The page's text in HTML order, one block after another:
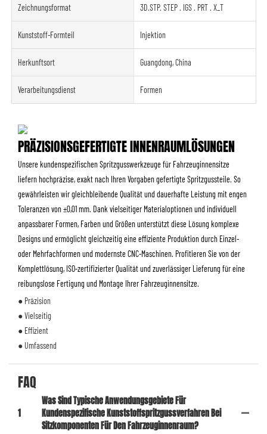
Zeichnungsformat 3D.STP. STEP . IGS . PRT . X_T
Kunststoff-Formteil Injektion
Herkunftsort Guangdong, China
Verarbeitungsdienst Formen
PRÄZISIONSGEFERTIGTE INNENRAUMLÖSUNGEN
Unsere kundenspezifischen Spritzgusswerkzeuge für Fahrzeuginnensitze
liefern hochpräzise, ​​exakt nach Ihren Vorgaben gefertigte Spritzgussteile. So
gewährleisten wir gleichbleibende Qualität und dauerhafte Leistung mit engen
Toleranzen von ±0,01 mm. Dank vielseitiger Materialoptionen und individuell
anpassbarer Formen, Farben und Größen unterstützt diese Lösung komplexe
Designs und ermöglicht gleichzeitig eine effiziente Produktion durch Einzel-
oder Mehrfachformen und modernste CNC-Maschinen. Profitieren Sie von der
Komplettlösung, ISO-zertifizierter Qualität und zuverlässiger Lieferung für eine
reibungslose Fertigung und Montage Ihrer Fahrzeuginnensitze.
● Präzision
● Vielseitig
● Effizient
● Umfassend
FAQ
1
Was Sind Typische Anwendungsgebiete Für
Kundenspezifische Kunststoffspritzgussverfahren Bei
Sitzkomponenten Für Den Fahrzeuginnenraum?